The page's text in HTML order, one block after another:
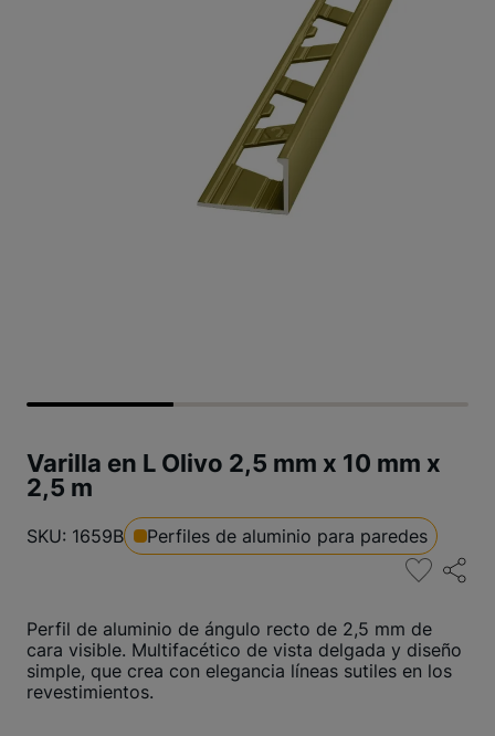
Varilla en L Olivo 2,5 mm x 10 mm x
2,5 m
SKU: 1659B Perfiles de aluminio para paredes
Perfil de aluminio de ángulo recto de 2,5 mm de
cara visible. Multifacético de vista delgada y diseño
simple, que crea con elegancia líneas sutiles en los
revestimientos.